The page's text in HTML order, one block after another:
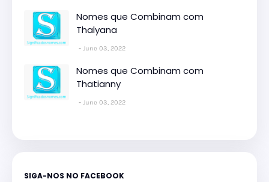
Nomes que Combinam com
Thalyana
June 03, 2022
Nomes que Combinam com
Thatianny
June 03, 2022
SIGA-NOS NO FACEBOOK